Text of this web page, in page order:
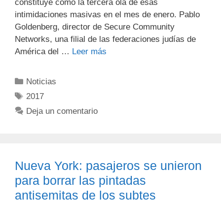
constituye como la tercera ola de esas
intimidaciones masivas en el mes de enero. Pablo
Goldenberg, director de Secure Community
Networks, una filial de las federaciones judías de
América del … Leer más
Noticias
2017
Deja un comentario
Nueva York: pasajeros se unieron
para borrar las pintadas
antisemitas de los subtes